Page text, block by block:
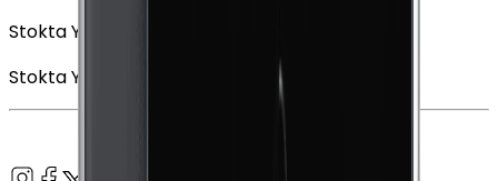
Stokta Yok
Stokta Yok